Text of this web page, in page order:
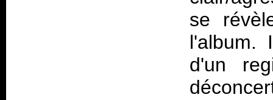
se
l'album.
d'un